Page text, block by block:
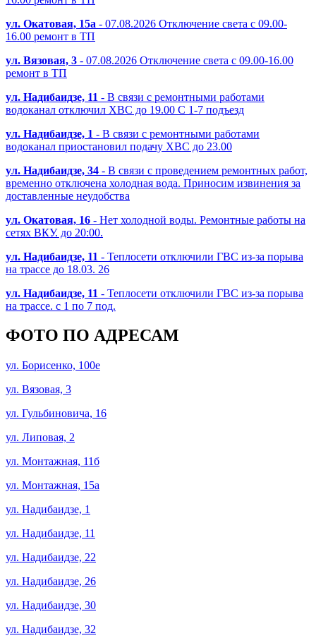
ул. Окатовая, 15а - 07.08.2026 Отключение света с 09.00-
16.00 ремонт в ТП
ул. Вязовая, 3 - 07.08.2026 Отключение света с 09.00-16.00
ремонт в ТП
ул. Надибаидзе, 11 - В связи с ремонтными работами
водоканал отключил ХВС до 19.00 С 1-7 подъезд
ул. Надибаидзе, 1 - В связи с ремонтными работами
водоканал приостановил подачу ХВС до 23.00
ул. Надибаидзе, 34 - В связи с проведением ремонтных работ,
временно отключена холодная вода. Приносим извинения за
доставленные неудобства
ул. Окатовая, 16 - Нет холодной воды. Ремонтные работы на
сетях ВКУ. до 20:00.
ул. Надибаидзе, 11 - Теплосети отключили ГВС из-за порыва
на трассе до 18.03. 26
ул. Надибаидзе, 11 - Теплосети отключили ГВС из-за порыва
на трассе. с 1 по 7 под.
ФОТО ПО АДРЕСАМ
ул. Борисенко, 100е
ул. Вязовая, 3
ул. Гульбиновича, 16
ул. Липовая, 2
ул. Монтажная, 11б
ул. Монтажная, 15а
ул. Надибаидзе, 1
ул. Надибаидзе, 11
ул. Надибаидзе, 22
ул. Надибаидзе, 26
ул. Надибаидзе, 30
ул. Надибаидзе, 32